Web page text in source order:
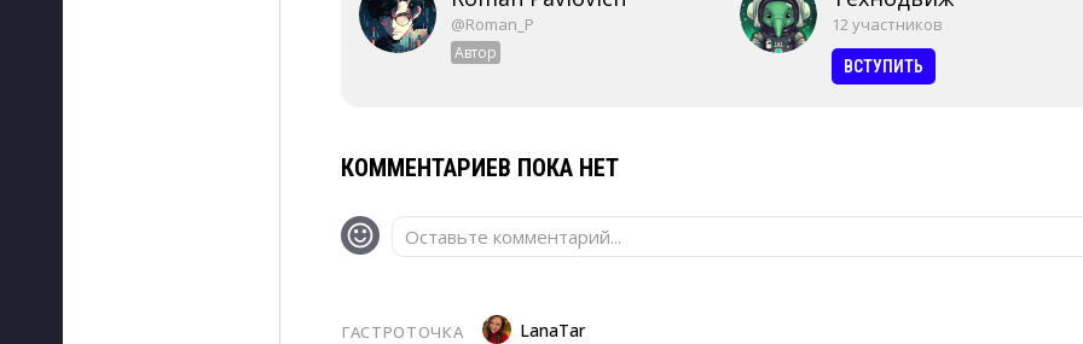
@Roman_P
Автор
12 участников
ВСТУПИТЬ
КОММЕНТАРИЕВ ПОКА НЕТ
Оставьте комментарий...
ГАСТРОТОЧКА LanaTar